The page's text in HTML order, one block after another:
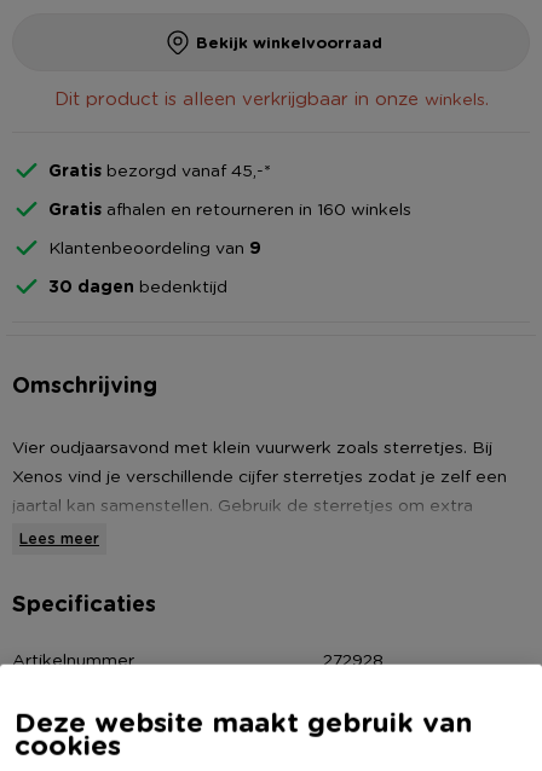
Deze website maakt gebruik van
cookies
Bekijk winkelvoorraad
Dit product is alleen verkrijgbaar in onze winkels.
Gratis bezorgd vanaf 45,-*
Gratis afhalen en retourneren in 160 winkels
Klantenbeoordeling van 9
30 dagen bedenktijd
Omschrijving
Vier oudjaarsavond met klein vuurwerk zoals sterretjes. Bij
Xenos vind je verschillende cijfer sterretjes zodat je zelf een
jaartal kan samenstellen. Gebruik de sterretjes om extra
feestelijk een taart te serveren of steek ze aan als de klok 12
Let op!
Lees meer
Specificaties
Artikelnummer
272928
Duurzaamheidsscore
(Nog) geen score